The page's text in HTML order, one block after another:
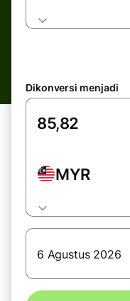
Dikonversi menjadi
MYR
6 Agustus 2026